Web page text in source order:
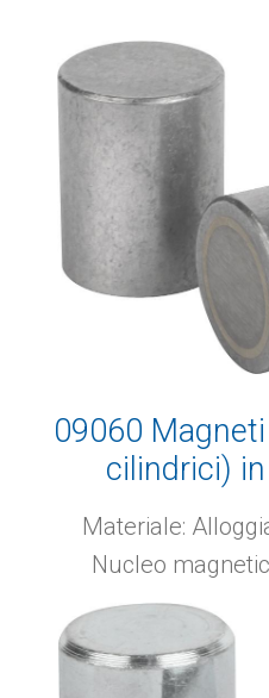
09060
cilindrici)
tolleranza di
Materiale:
Nucleo